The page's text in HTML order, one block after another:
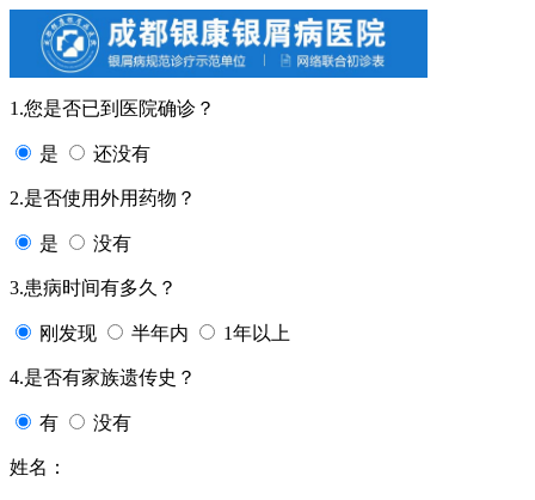
1.您是否已到医院确诊？
是 还没有
2.是否使用外用药物？
是 没有
3.患病时间有多久？
刚发现 半年内 1年以上
4.是否有家族遗传史？
有 没有
姓名：